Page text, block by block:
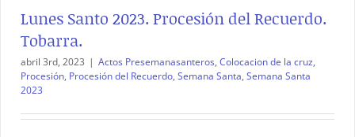
Lunes Santo 2023. Procesión del Recuerdo.
Tobarra.
abril 3rd, 2023 | Actos Presemanasanteros, Colocacion de la cruz,
Procesión, Procesión del Recuerdo, Semana Santa, Semana Santa
2023